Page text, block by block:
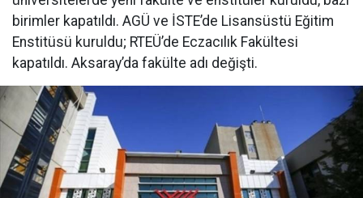
birimler kapatıldı. AGÜ ve İSTE’de Lisansüstü Eğitim
Enstitüsü kuruldu; RTEÜ’de Eczacılık Fakültesi
kapatıldı. Aksaray’da fakülte adı değişti.